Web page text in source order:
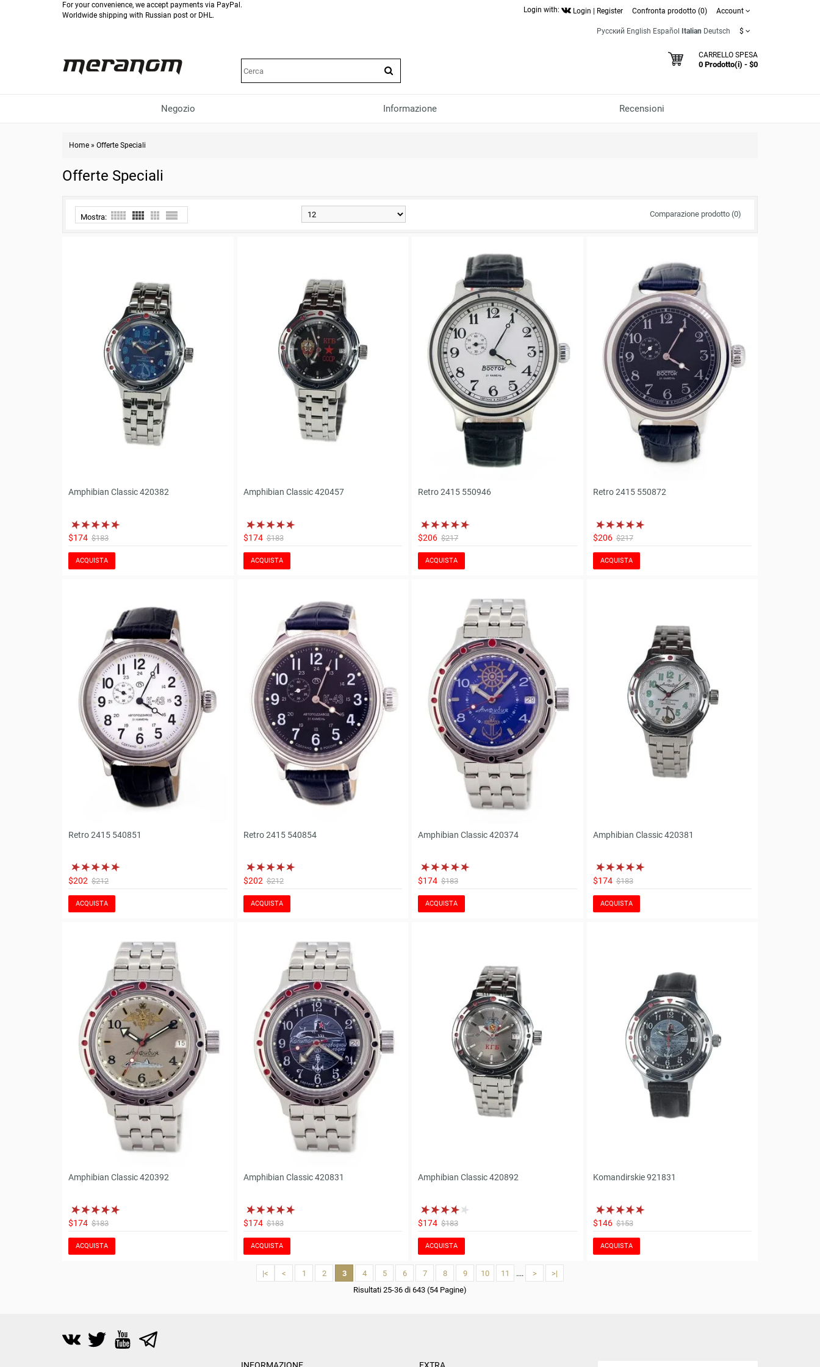
For your convenience, we accept payments via PayPal.
Worldwide shipping with Russian post or DHL.
Login with: Login Register Confronta prodotto (0) Account
Русский English Español Italian Deutsch $
CARRELLO SPESA
0 Prodotto(i) - $0
Negozio Informazione Recensioni
Home » Offerte Speciali
Offerte Speciali
Mostra: Comparazione prodotto (0)
Amphibian Classic 420382
$174 $183
ACQUISTA
Amphibian Classic 420457
$174 $183
ACQUISTA
Retro 2415 550946
$206 $217
ACQUISTA
Retro 2415 550872
$206 $217
ACQUISTA
Retro 2415 540851
$202 $212
ACQUISTA
Retro 2415 540854
$202 $212
ACQUISTA
Amphibian Classic 420374
$174 $183
ACQUISTA
Amphibian Classic 420381
$174 $183
ACQUISTA
Amphibian Classic 420392
$174 $183
ACQUISTA
Amphibian Classic 420831
$174 $183
ACQUISTA
Amphibian Classic 420892
$174 $183
ACQUISTA
Komandirskie 921831
$146 $153
ACQUISTA
|< < 1 2 3 4 5 6 7 8 9 10 11 .... >
>|
Risultati 25-36 di 643 (54 Pagine)